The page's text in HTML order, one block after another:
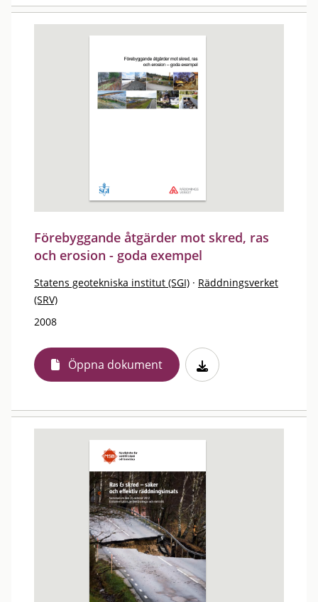
Förebyggande åtgärder mot skred, ras
och erosion - goda exempel
Statens geotekniska institut (SGI) · Räddningsverket
(SRV)
2008
Öppna dokument